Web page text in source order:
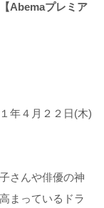
Abemaプレミア
年４月２２日(木)
さんや俳優の神
まっているドラ